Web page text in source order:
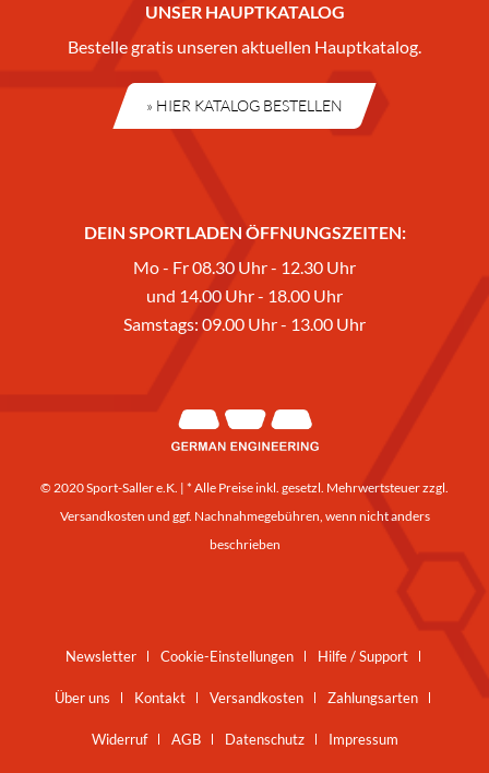
UNSER HAUPTKATALOG
Bestelle gratis unseren aktuellen Hauptkatalog.
» HIER KATALOG BESTELLEN
DEIN SPORTLADEN ÖFFNUNGSZEITEN:
Mo - Fr 08.30 Uhr - 12.30 Uhr
und 14.00 Uhr - 18.00 Uhr
Samstags: 09.00 Uhr - 13.00 Uhr
© 2020 Sport-Saller e.K. | * Alle Preise inkl. gesetzl. Mehrwertsteuer zzgl.
Versandkosten und ggf. Nachnahmegebühren, wenn nicht anders
beschrieben
Newsletter Cookie-Einstellungen Hilfe / Support
Über uns Kontakt Versandkosten Zahlungsarten
Widerruf AGB Datenschutz Impressum